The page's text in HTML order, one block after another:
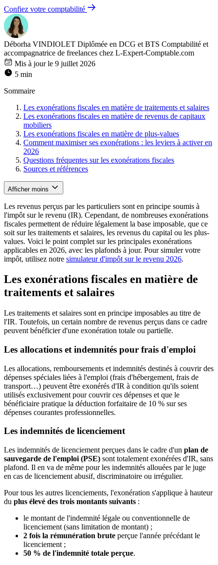
Confiez votre comptabilité
Déborha VINDIOLET Diplômée en DCG et BTS Comptabilité et
accompagnatrice de freelances chez L-Expert-Comptable.com
Mis à jour le 9 juillet 2026
5 min
Sommaire
Les exonérations fiscales en matière de traitements et salaires
Les exonérations fiscales en matière de revenus de capitaux
mobiliers
Les exonérations fiscales en matière de plus-values
Comment maximiser ses exonérations : les leviers à activer en
2026
Questions fréquentes sur les exonérations fiscales
Sources et références
Afficher moins
Les revenus perçus par les particuliers sont en principe soumis à
l'impôt sur le revenu (IR). Cependant, de nombreuses exonérations
fiscales permettent de réduire légalement la base imposable, que ce
soit sur les traitements et salaires, les revenus du capital ou les plus-
values. Voici le point complet sur les principales exonérations
applicables en 2026, avec les plafonds à jour. Pour simuler votre
impôt, utilisez notre simulateur d'impôt sur le revenu 2026.
Les exonérations fiscales en matière de
traitements et salaires
Les traitements et salaires sont en principe imposables au titre de
l'IR. Toutefois, un certain nombre de revenus perçus dans ce cadre
peuvent bénéficier d'une exonération totale ou partielle.
Les allocations et indemnités pour frais d'emploi
Les allocations, remboursements et indemnités destinés à couvrir des
dépenses spéciales liées à l'emploi (frais d'hébergement, frais de
transport…) peuvent être exonérés d'IR à condition qu'ils soient
utilisés exclusivement pour couvrir ces dépenses et que le
bénéficiaire pratique la déduction forfaitaire de 10 % sur ses
dépenses courantes professionnelles.
Les indemnités de licenciement
Les indemnités de licenciement perçues dans le cadre d'un plan de
sauvegarde de l'emploi (PSE) sont totalement exonérées d'IR, sans
plafond. Il en va de même pour les indemnités allouées par le juge
en cas de licenciement abusif, discriminatoire ou irrégulier.
Pour tous les autres licenciements, l'exonération s'applique à hauteur
du plus élevé des trois montants suivants :
le montant de l'indemnité légale ou conventionnelle de
licenciement (sans limitation de montant) ;
2 fois la rémunération brute perçue l'année précédant le
licenciement ;
50 % de l'indemnité totale perçue.